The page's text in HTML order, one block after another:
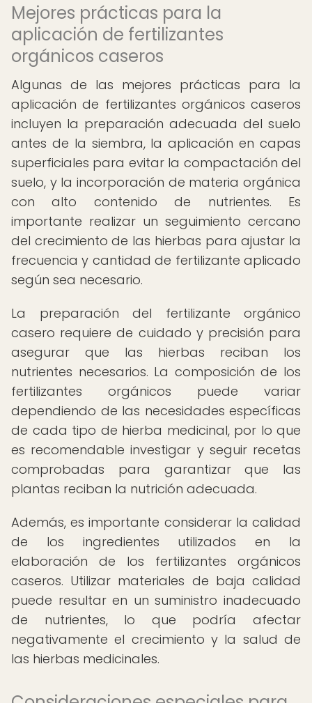
Mejores prácticas para la
aplicación de fertilizantes
orgánicos caseros
Algunas de las mejores prácticas para la
aplicación de fertilizantes orgánicos caseros
incluyen la preparación adecuada del suelo
antes de la siembra, la aplicación en capas
superficiales para evitar la compactación del
suelo, y la incorporación de materia orgánica
con alto contenido de nutrientes. Es
importante realizar un seguimiento cercano
del crecimiento de las hierbas para ajustar la
frecuencia y cantidad de fertilizante aplicado
según sea necesario.
La preparación del fertilizante orgánico
casero requiere de cuidado y precisión para
asegurar que las hierbas reciban los
nutrientes necesarios. La composición de los
fertilizantes orgánicos puede variar
dependiendo de las necesidades específicas
de cada tipo de hierba medicinal, por lo que
es recomendable investigar y seguir recetas
comprobadas para garantizar que las
plantas reciban la nutrición adecuada.
Además, es importante considerar la calidad
de los ingredientes utilizados en la
elaboración de los fertilizantes orgánicos
caseros. Utilizar materiales de baja calidad
puede resultar en un suministro inadecuado
de nutrientes, lo que podría afectar
negativamente el crecimiento y la salud de
las hierbas medicinales.